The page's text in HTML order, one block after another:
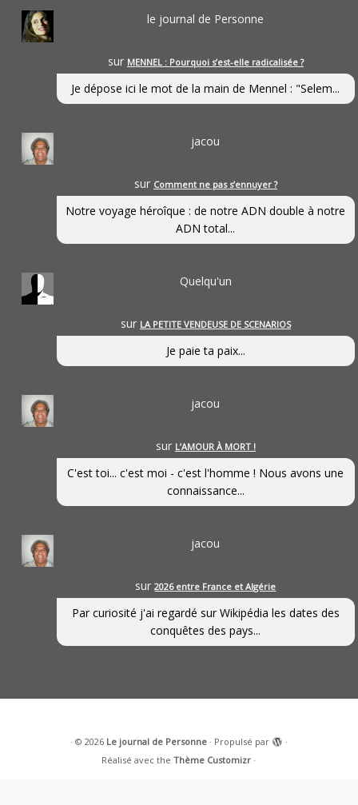
le journal de Personne
sur MENNEL : Pourquoi s’est-elle radicalisée ?
Je dépose ici le mot de la main de Mennel : "Selem...
jacou
sur Comment ne pas s’ennuyer ?
Notre voyage héroîque : de notre ADN double à notre
ADN total...
Quelqu'un
sur LA PETITE VENDEUSE DE SCENARIOS
Je paie ta paix...
jacou
sur L’AMOUR À MORT !
C'est toi... c'est moi - c'est l'homme ! Nous avons une
connaissance...
jacou
sur2026 entre France et Algérie
Par curiosité j'ai regardé sur Wikipédia les dates des
conquêtes des pays...
· © 2026 Le journal de Personne· Propulsé par
·
Réalisé avec theThème Customizr ·